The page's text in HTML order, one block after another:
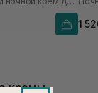
1
кремы